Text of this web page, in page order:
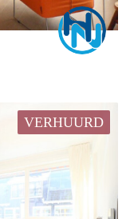
VERHUURD